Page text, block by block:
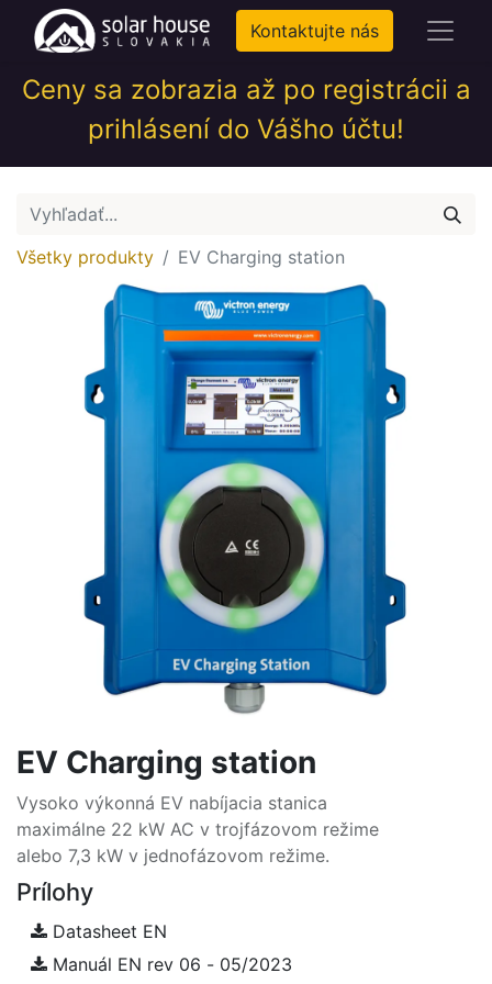
Kontaktujte nás
Ceny sa zobrazia až po registrácii a
prihlásení do Vášho účtu!
Všetky produkty EV Charging station
EV Charging station
Vysoko výkonná EV nabíjacia stanica
maximálne 22 kW AC v trojfázovom režime
alebo 7,3 kW v jednofázovom režime.
Prílohy
Datasheet EN
Manuál EN rev 06 - 05/2023